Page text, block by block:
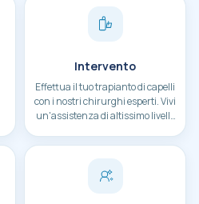
Intervento
Effettua il tuo trapianto di capelli
con i nostri chirurghi esperti. Vivi
un'assistenza di altissimo livello
all'avanguardia.